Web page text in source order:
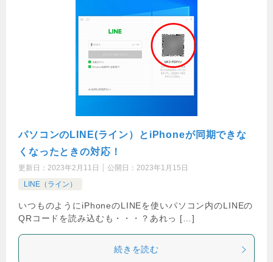
パソコンのLINE(ライン）とiPhoneが同期できな
くなったときの対応！
更新日： 2023年2月11日 公開日： 2023年1月15日
LINE（ライン）
いつものようにiPhoneのLINEを使いパソコン内のLINEの
QRコードを読み込むも・・・？あれっ […]
続きを読む